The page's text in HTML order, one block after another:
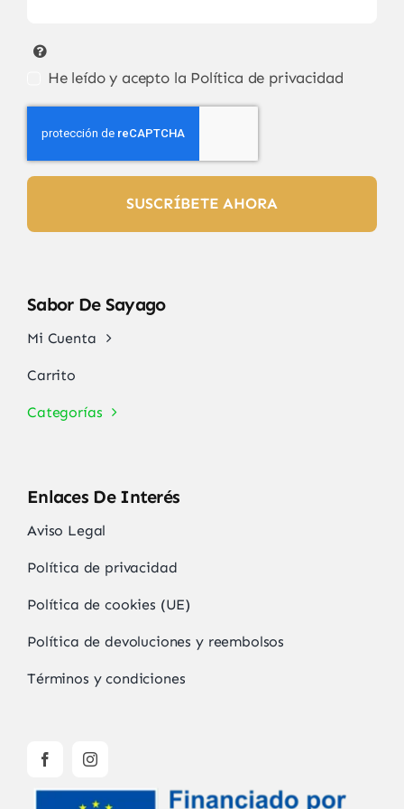
He leído y acepto la Política de privacidad
SUSCRÍBETE AHORA
Sabor De Sayago
Mi Cuenta
Carrito
Categorías
Enlaces De Interés
Aviso Legal
Política de privacidad
Política de cookies (UE)
Política de devoluciones y reembolsos
Términos y condiciones